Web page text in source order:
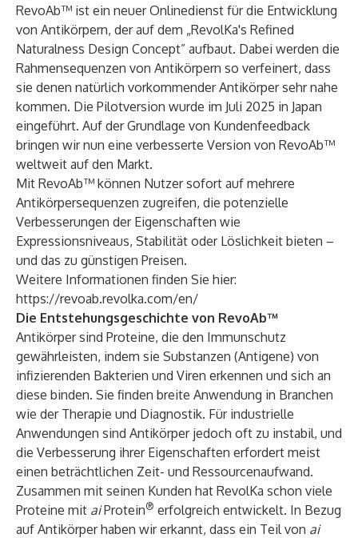
RevoAb™ ist ein neuer Onlinedienst für die Entwicklung
von Antikörpern, der auf dem „RevolKa's Refined
Naturalness Design Concept” aufbaut. Dabei werden die
Rahmensequenzen von Antikörpern so verfeinert, dass
sie denen natürlich vorkommender Antikörper sehr nahe
kommen. Die Pilotversion wurde im Juli 2025 in Japan
eingeführt. Auf der Grundlage von Kundenfeedback
bringen wir nun eine verbesserte Version von RevoAb™
weltweit auf den Markt.
Mit RevoAb™ können Nutzer sofort auf mehrere
Antikörpersequenzen zugreifen, die potenzielle
Verbesserungen der Eigenschaften wie
Expressionsniveaus, Stabilität oder Löslichkeit bieten –
und das zu günstigen Preisen.
Weitere Informationen finden Sie hier:
https://revoab.revolka.com/en/
Die Entstehungsgeschichte von RevoAb™
Antikörper sind Proteine, die den Immunschutz
gewährleisten, indem sie Substanzen (Antigene) von
infizierenden Bakterien und Viren erkennen und sich an
diese binden. Sie finden breite Anwendung in Branchen
wie der Therapie und Diagnostik. Für industrielle
Anwendungen sind Antikörper jedoch oft zu instabil, und
die Verbesserung ihrer Eigenschaften erfordert meist
einen beträchtlichen Zeit- und Ressourcenaufwand.
Zusammen mit seinen Kunden hat RevolKa schon viele
Proteine mit aiProtein® erfolgreich entwickelt. In Bezug
auf Antikörper haben wir erkannt, dass ein Teil von ai